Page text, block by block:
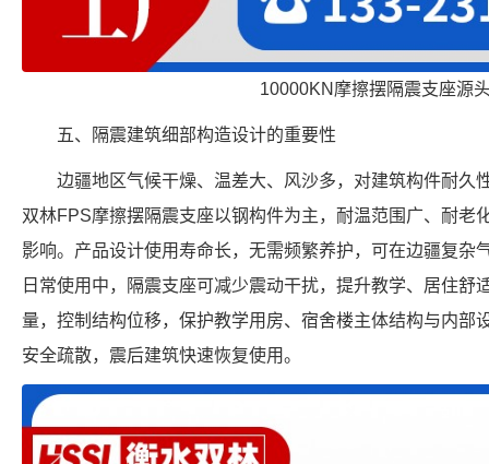
10000KN摩擦摆隔震支座源
五、隔震建筑细部构造设计的重要性
边疆地区气候干燥、温差大、风沙多，对建筑构件耐久
双林FPS摩擦摆隔震支座以钢构件为主，耐温范围广、耐老
影响。产品设计使用寿命长，无需频繁养护，可在边疆复杂
日常使用中，隔震支座可减少震动干扰，提升教学、居住舒
量，控制结构位移，保护教学用房、宿舍楼主体结构与内部
安全疏散，震后建筑快速恢复使用。